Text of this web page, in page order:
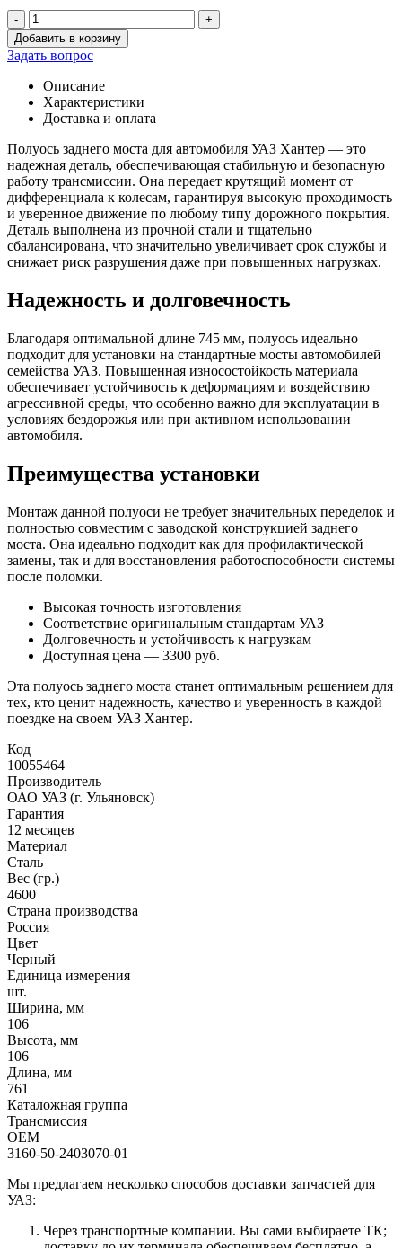
- +
Количество
товара
Полуось
заднего
моста
Хантер
мм)
(DX)
Добавить в корзину
Задать вопрос
Описание
Характеристики
Доставка и оплата
Полуось заднего моста для автомобиля УАЗ Хантер — это
надежная деталь, обеспечивающая стабильную и безопасную
работу трансмиссии. Она передает крутящий момент от
дифференциала к колесам, гарантируя высокую проходимость
и уверенное движение по любому типу дорожного покрытия.
Деталь выполнена из прочной стали и тщательно
сбалансирована, что значительно увеличивает срок службы и
снижает риск разрушения даже при повышенных нагрузках.
Надежность и долговечность
Благодаря оптимальной длине 745 мм, полуось идеально
подходит для установки на стандартные мосты автомобилей
семейства УАЗ. Повышенная износостойкость материала
обеспечивает устойчивость к деформациям и воздействию
агрессивной среды, что особенно важно для эксплуатации в
условиях бездорожья или при активном использовании
автомобиля.
Преимущества установки
Монтаж данной полуоси не требует значительных переделок и
полностью совместим с заводской конструкцией заднего
моста. Она идеально подходит как для профилактической
замены, так и для восстановления работоспособности системы
после поломки.
Высокая точность изготовления
Соответствие оригинальным стандартам УАЗ
Долговечность и устойчивость к нагрузкам
Доступная цена — 3300 руб.
Эта полуось заднего моста станет оптимальным решением для
тех, кто ценит надежность, качество и уверенность в каждой
поездке на своем УАЗ Хантер.
Код
10055464
Производитель
ОАО УАЗ (г. Ульяновск)
Гарантия
12 месяцев
Материал
Сталь
Вес (гр.)
4600
Страна производства
Россия
Цвет
Черный
Единица измерения
шт.
Ширина, мм
106
Высота, мм
106
Длина, мм
761
Каталожная группа
Трансмиссия
OEM
3160-50-2403070-01
Мы предлагаем несколько способов доставки запчастей для
УАЗ:
Через транспортные компании. Вы сами выбираете ТК;